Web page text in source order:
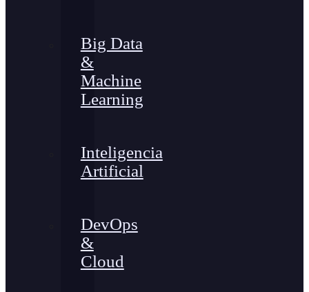
Big Data
&
Machine
Learning
Inteligencia
Artificial
DevOps
&
Cloud